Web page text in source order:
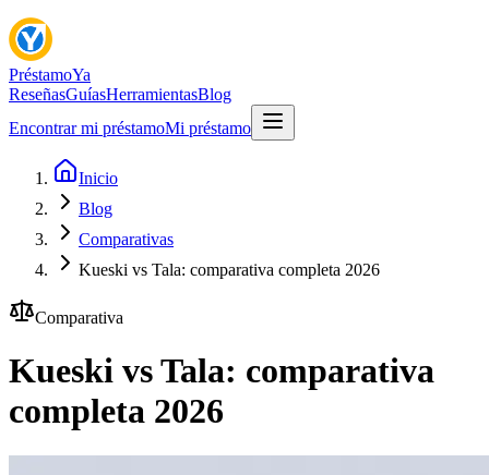
PréstamoYa
ReseñasGuíasHerramientasBlog
Encontrar mi préstamoMi préstamo
Inicio
Blog
Comparativas
Kueski vs Tala: comparativa completa 2026
Comparativa
Kueski vs Tala: comparativa
completa 2026